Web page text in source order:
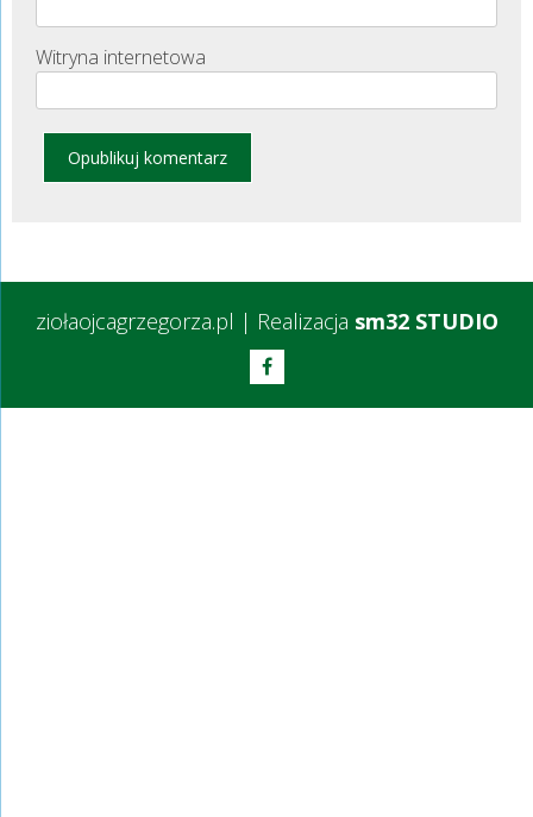
Witryna internetowa
ziołaojcagrzegorza.pl | Realizacja sm32 STUDIO